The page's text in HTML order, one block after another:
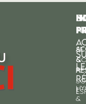
&
&
SE
À
!